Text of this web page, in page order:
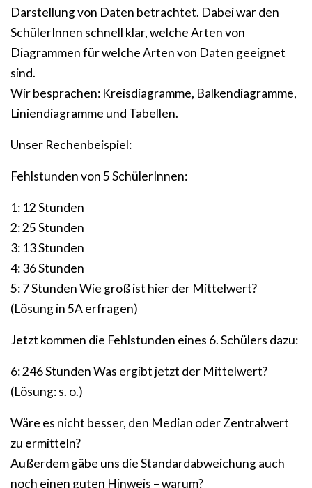
Darstellung von Daten betrachtet. Dabei war den
SchülerInnen schnell klar, welche Arten von
Diagrammen für welche Arten von Daten geeignet
sind.
Wir besprachen: Kreisdiagramme, Balkendiagramme,
Liniendiagramme und Tabellen.
Unser Rechenbeispiel:
Fehlstunden von 5 SchülerInnen:
1: 12 Stunden
2: 25 Stunden
3: 13 Stunden
4: 36 Stunden
5: 7 Stunden Wie groß ist hier der Mittelwert?
(Lösung in 5A erfragen)
Jetzt kommen die Fehlstunden eines 6. Schülers dazu:
6: 246 Stunden Was ergibt jetzt der Mittelwert?
(Lösung: s. o.)
Wäre es nicht besser, den Median oder Zentralwert
zu ermitteln?
Außerdem gäbe uns die Standardabweichung auch
noch einen guten Hinweis – warum?